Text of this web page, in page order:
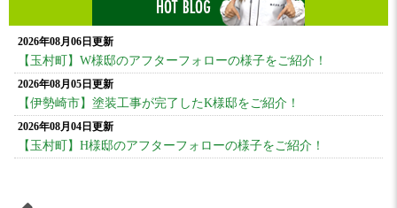
2026年08月06日更新
【玉村町】W様邸のアフターフォローの様子をご紹介！
2026年08月05日更新
【伊勢崎市】塗装工事が完了したK様邸をご紹介！
2026年08月04日更新
【玉村町】H様邸のアフターフォローの様子をご紹介！